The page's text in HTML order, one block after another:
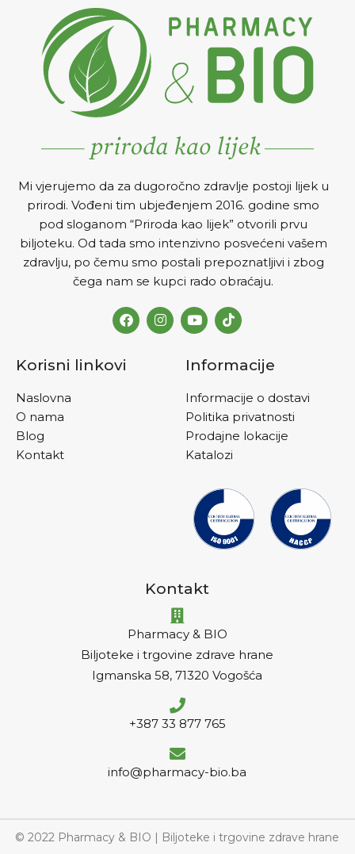
sprečava formiranje žučnog
kamenca i smanjuje
koncentraciju holesterola u
krvi.
Mi vjerujemo da za dugoročno zdravlje postoji lijek u
prirodi. Vođeni tim ubjeđenjem 2016. godine smo
pod sloganom “Priroda kao lijek” otvorili prvu
biljoteku. Od tada smo intenzivno posvećeni vašem
zdravlju, po čemu smo postali prepoznatljivi i zbog
čega nam se kupci rado obraćaju.
Korisni linkovi
Naslovna
O nama
Blog
Kontakt
Informacije
Informacije o dostavi
Politika privatnosti
Prodajne lokacije
Katalozi
Kontakt
Pharmacy & BIO
Biljoteke i trgovine zdrave hrane
Igmanska 58, 71320 Vogošća
+387 33 877 765
info@pharmacy-bio.ba
© 2022 Pharmacy & BIO | Biljoteke i trgovine zdrave hrane